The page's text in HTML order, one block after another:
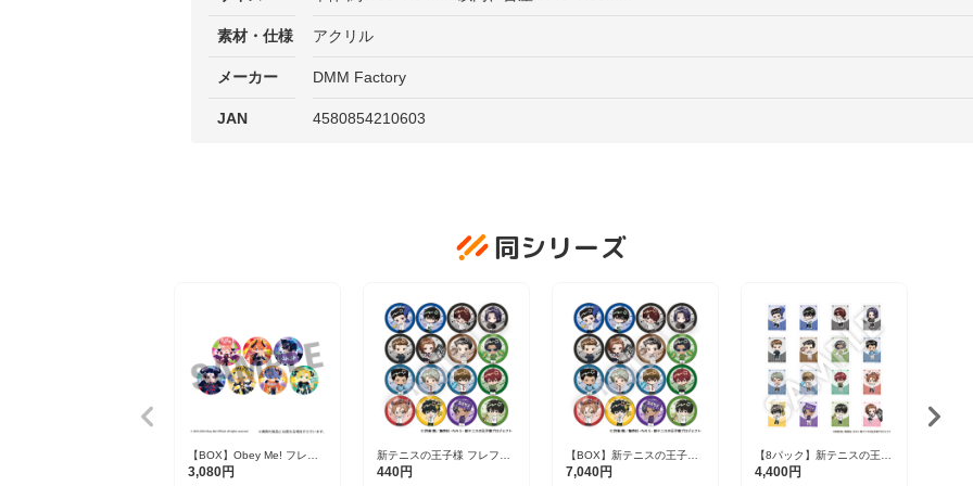
素材・仕様 アクリル
メーカー DMM Factory
JAN 4580854210603
同シリーズ
【BOX】Obey Me! フレフ
レンズトレーディング缶バ
3,080円
新テニスの王子様 フレフレ
ンズ缶バッジ Vol.8 全16種
440円
【BOX】新テニスの王子様
フレフレンズ缶バッジ Vol.8
7,040円
【8パック】新テニスの王子
様 フレフレンズステッカー
4,400円